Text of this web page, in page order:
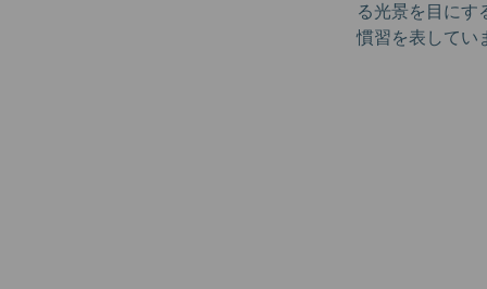
る光景を目にす
慣習を表してい